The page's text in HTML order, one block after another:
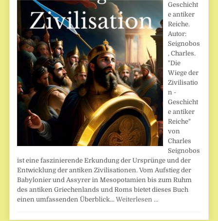
Geschicht
e antiker
Reiche.
Autor:
Seignobos
, Charles.
"Die
Wiege der
Zivilisatio
n -
Geschicht
e antiker
Reiche"
von
Charles
Seignobos
ist eine faszinierende Erkundung der Ursprünge und der
Entwicklung der antiken Zivilisationen. Vom Aufstieg der
Babylonier und Assyrer in Mesopotamien bis zum Ruhm
des antiken Griechenlands und Roms bietet dieses Buch
einen umfassenden Überblick…Weiterlesen …